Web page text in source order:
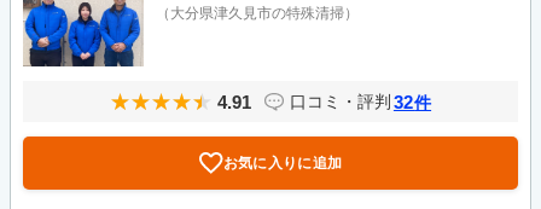
（大分県津久見市の特殊清掃）
4.91 口コミ・評判 32件
お気に入りに追加